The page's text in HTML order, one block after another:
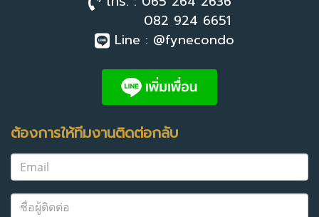
082 924 6651
Line : @fynecondo
ต้องการให้ทีมงานติดต่อกลับ